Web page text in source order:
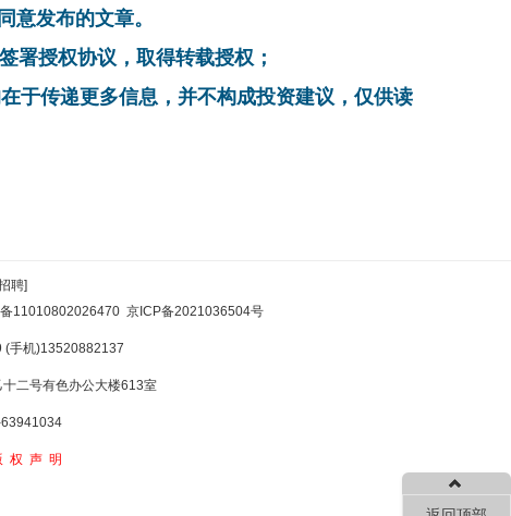
意发布的文章。
授权协议，取得转载授权；
于传递更多信息，并不构成投资建议，仅供读
聘]
11010802026470 京ICP备2021036504号
(手机)13520882137
二号有色办公大楼613室
权声明